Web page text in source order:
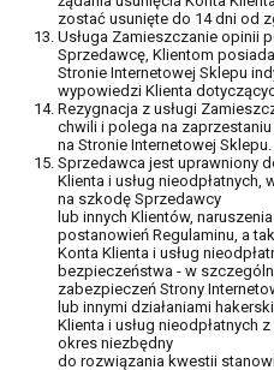
zostać usunięte do 14 dni od
Usługa Zamieszczanie opinii
Sprzedawcę, Klientom
Stronie Internetowej Sklepu
wypowiedzi Klienta
Rezygnacja z usługi
chwili i polega na
na Stronie Internetowej Sklepu.
Sprzedawca jest uprawniony
Klienta i usług nieodpłatnych,
na szkodę Sprzedawcy
lub innych Klientów,
postanowień Regulaminu, a
Konta Klienta i usług
bezpieczeństwa - w
zabezpieczeń Strony
lub innymi działaniami
Klienta i usług nieodpłatnych
okres niezbędny
do rozwiązania kwestii